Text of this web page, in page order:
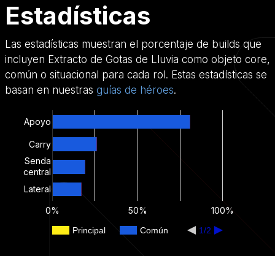
Estadísticas
Las estadísticas muestran el porcentaje de builds que
incluyen Extracto de Gotas de Lluvia como objeto core,
común o situacional para cada rol. Estas estadísticas se
basan en nuestras guías de héroes.
Principal Común 1/2
0% 50% 100%
Apoyo
Carry
Senda
central
Lateral